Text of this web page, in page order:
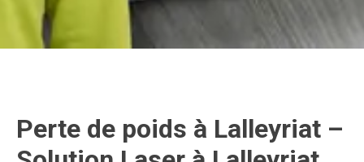
Perte de poids à Lalleyriat –